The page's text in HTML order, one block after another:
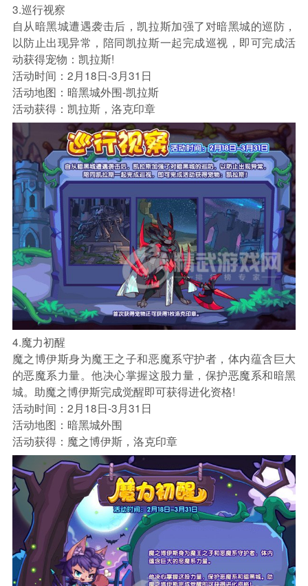
3.巡行视察
自从暗黑城遭遇袭击后，凯拉斯加强了对暗黑城的巡防，
以防止出现异常，陪同凯拉斯一起完成巡视，即可完成活
动获得宠物：凯拉斯!
活动时间：2月18日-3月31日
活动地图：暗黑城外围-凯拉斯
活动获得：凯拉斯，洛克印章
4.魔力初醒
魔之博伊斯身为魔王之子和恶魔系守护者，体内蕴含巨大
的恶魔系力量。他决心掌握这股力量，保护恶魔系和暗黑
城。助魔之博伊斯完成觉醒即可获得进化资格!
活动时间：2月18日-3月31日
活动地图：暗黑城外围
活动获得：魔之博伊斯，洛克印章